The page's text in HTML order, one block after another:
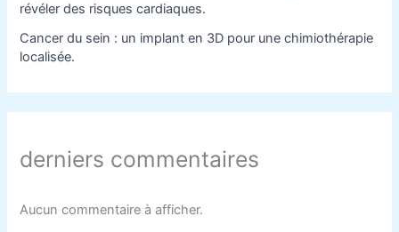
révéler des risques cardiaques.
Cancer du sein : un implant en 3D pour une chimiothérapie
localisée.
derniers commentaires
Aucun commentaire à afficher.